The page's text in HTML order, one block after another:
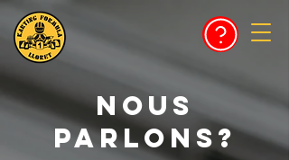
NOUS
PARLONS?